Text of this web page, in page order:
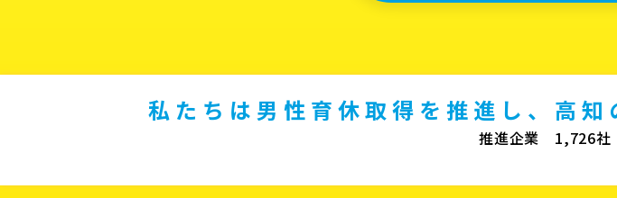
私たちは男性育休取得を推進し、高知
推進企業 1,726社